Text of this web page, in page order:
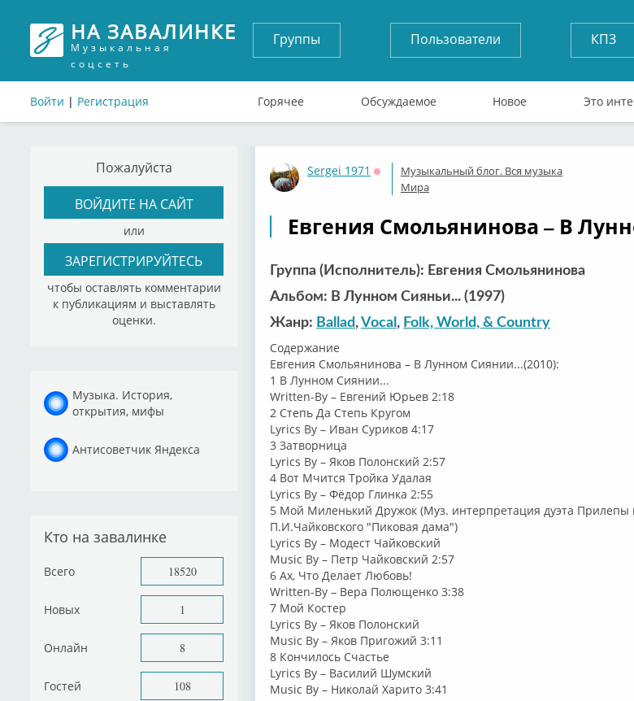
НА ЗАВАЛИНКЕ
Музыкальная
соцсеть
Войти | Регистрация
Группы Пользователи КПЗ
Горячее Обсуждаемое Новое Это
Пожалуйста
ВОЙДИТЕ НА САЙТ
или
ЗАРЕГИСТРИРУЙТЕСЬ
чтобы оставлять комментарии
к публикациям и выставлять
оценки.
Музыка. История,
открытия, мифы
Антисоветчик Яндекса
Кто на завалинке
Всего 18520
Новых 1
Онлайн 8
Гостей 108
Sergei 1971
Оффлайн
Музыкальный блог. Вся музыка
Мира
Евгения Смольянинова – В
Группа (Исполнитель): Евгения Смольянинова
Альбом: В Лунном Сияньи... (1997)
Жанр: Ballad,Vocal , Folk, World, & Country
Содержание
Евгения Смольянинова – В Лунном Сиянии...(2010):
1 В Лунном Сиянии...
Written-By – Евгений Юрьев 2:18
2 Степь Да Степь Кругом
Lyrics By – Иван Суриков 4:17
3 Затворница
Lyrics By – Яков Полонский 2:57
4 Вот Мчится Тройка Удалая
Lyrics By – Фёдор Глинка 2:55
5 Мой Миленький Дружок (Муз. интерпретация дуэта
П.И.Чайковского "Пиковая дама")
Lyrics By – Модест Чайковский
Music By – Петр Чайковский 2:57
6 Ах, Что Делает Любовь!
Written-By – Вера Полющенко 3:38
7 Мой Костер
Lyrics By – Яков Полонский
Music By – Яков Пригожий 3:11
8 Кончилось Счастье
Lyrics By – Василий Шумский
Music By – Николай Харито 3:41